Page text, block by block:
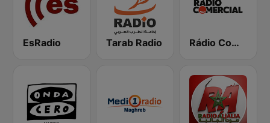
EsRadio Tarab Radio Rádio Comercial